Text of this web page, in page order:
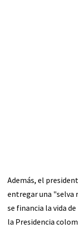
Además, el
entregar una "selva
se financia la vida
la Presidencia